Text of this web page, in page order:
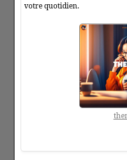
votre quotidien.